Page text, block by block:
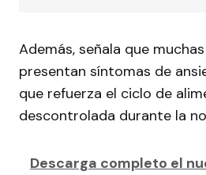
Además, señala que
presentan síntomas de
que refuerza el ciclo de
descontrolada durante la
Descarga completo el